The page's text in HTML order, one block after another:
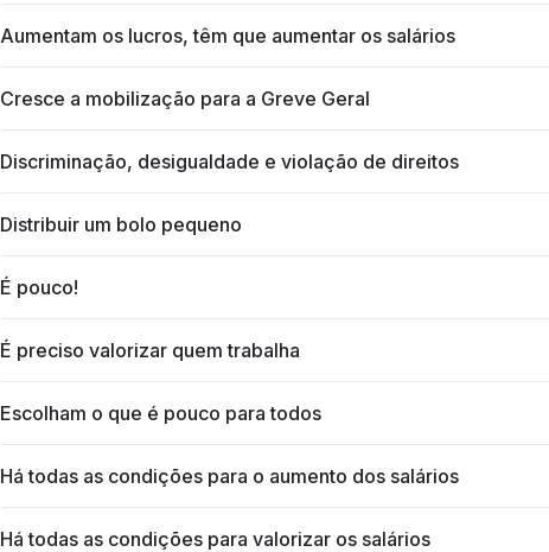
Aumentam os lucros, têm que aumentar os salários
Cresce a mobilização para a Greve Geral
Discriminação, desigualdade e violação de direitos
Distribuir um bolo pequeno
É pouco!
É preciso valorizar quem trabalha
Escolham o que é pouco para todos
Há todas as condições para o aumento dos salários
Há todas as condições para valorizar os salários